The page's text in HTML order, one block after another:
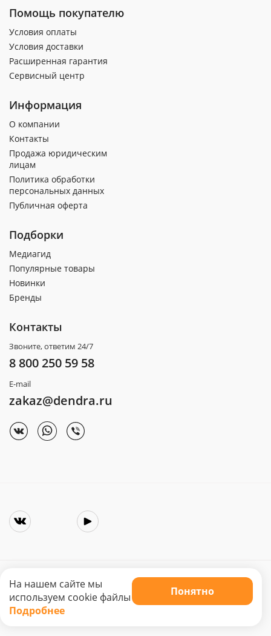
Помощь покупателю
Условия оплаты
Условия доставки
Расширенная гарантия
Сервисный центр
Информация
О компании
Контакты
Продажа юридическим
лицам
Политика обработки
персональных данных
Публичная оферта
Подборки
Медиагид
Популярные товары
Новинки
Бренды
Контакты
Звоните, ответим 24/7
8 800 250 59 58
E-mail
zakaz@dendra.ru
Copyright © 2025. Интернет-магазин «Dendra»
Не является публичной офертой. Цена может меняться.
На нашем сайте мы
используем cookie файлы
Подробнее
Понятно